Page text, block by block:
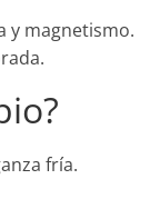
y magnetismo.
fría.